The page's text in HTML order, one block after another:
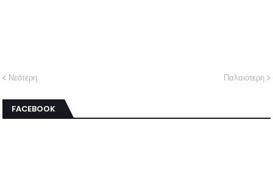
Νεότερη Παλαιότερη
FACEBOOK